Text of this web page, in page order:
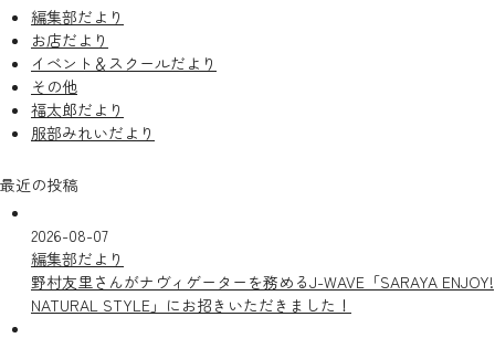
編集部だより
お店だより
イベント＆スクールだより
その他
福太郎だより
服部みれいだより
最近の投稿
2026-08-07
編集部だより
野村友里さんがナヴィゲーターを務めるJ-WAVE「SARAYA ENJOY!
NATURAL STYLE」にお招きいただきました！